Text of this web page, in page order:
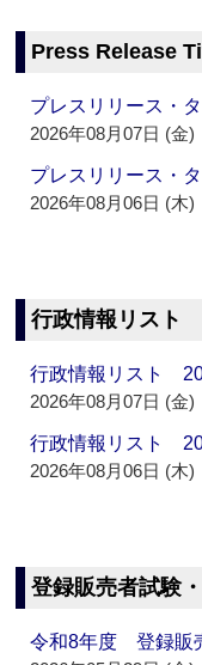
Press Release
プレスリリース・
2026年08月07日 (金)
プレスリリース・
2026年08月06日 (木)
行政情報リスト
行政情報リスト
2026年08月07日 (金)
行政情報リスト
2026年08月06日 (木)
登録販売者試験
令和8年度 登録販